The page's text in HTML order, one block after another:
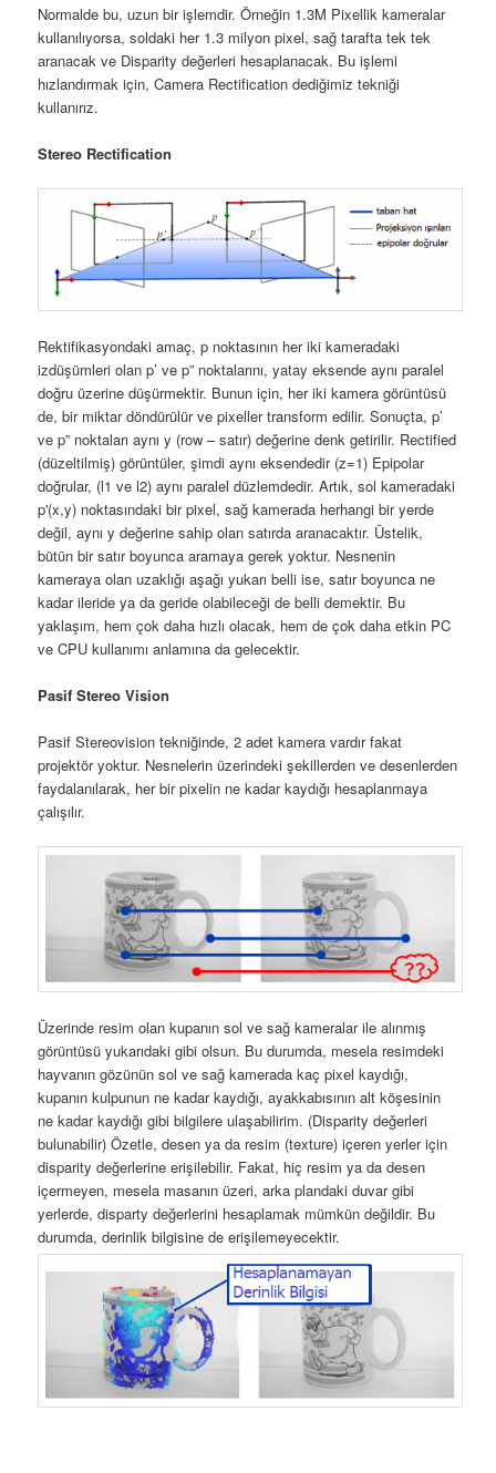
Normalde bu, uzun bir işlemdir. Örneğin 1.3M Pixellik kameralar
kullanılıyorsa, soldaki her 1.3 milyon pixel, sağ tarafta tek tek
aranacak ve Disparity değerleri hesaplanacak. Bu işlemi
hızlandırmak için, Camera Rectification dediğimiz tekniği
kullanırız.
Stereo Rectification
Rektifikasyondaki amaç, p noktasının her iki kameradaki
izdüşümleri olan p’ ve p” noktalarını, yatay eksende aynı paralel
doğru üzerine düşürmektir. Bunun için, her iki kamera görüntüsü
de, bir miktar döndürülür ve pixeller transform edilir. Sonuçta, p’
ve p” noktaları aynı y (row – satır) değerine denk getirilir. Rectified
(düzeltilmiş) görüntüler, şimdi aynı eksendedir (z=1) Epipolar
doğrular, (l1 ve l2) aynı paralel düzlemdedir. Artık, sol kameradaki
p'(x,y) noktasındaki bir pixel, sağ kamerada herhangi bir yerde
değil, aynı y değerine sahip olan satırda aranacaktır. Üstelik,
bütün bir satır boyunca aramaya gerek yoktur. Nesnenin
kameraya olan uzaklığı aşağı yukarı belli ise, satır boyunca ne
kadar ileride ya da geride olabileceği de belli demektir. Bu
yaklaşım, hem çok daha hızlı olacak, hem de çok daha etkin PC
ve CPU kullanımı anlamına da gelecektir.
Pasif Stereo Vision
Pasif Stereovision tekniğinde, 2 adet kamera vardır fakat
projektör yoktur. Nesnelerin üzerindeki şekillerden ve desenlerden
faydalanılarak, her bir pixelin ne kadar kaydığı hesaplanmaya
çalışılır.
Üzerinde resim olan kupanın sol ve sağ kameralar ile alınmış
görüntüsü yukarıdaki gibi olsun. Bu durumda, mesela resimdeki
hayvanın gözünün sol ve sağ kamerada kaç pixel kaydığı,
kupanın kulpunun ne kadar kaydığı, ayakkabısının alt köşesinin
ne kadar kaydığı gibi bilgilere ulaşabilirim. (Disparity değerleri
bulunabilir) Özetle, desen ya da resim (texture) içeren yerler için
disparity değerlerine erişilebilir. Fakat, hiç resim ya da desen
içermeyen, mesela masanın üzeri, arka plandaki duvar gibi
yerlerde, disparty değerlerini hesaplamak mümkün değildir. Bu
durumda, derinlik bilgisine de erişilemeyecektir.